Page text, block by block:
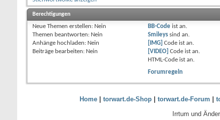
Berechtigungen
Neue Themen erstellen: Nein
Themen beantworten: Nein
Anhänge hochladen: Nein
Beiträge bearbeiten: Nein
BB-Codeist an.
Smileyssind an.
[IMG] Code ist an.
[VIDEO] Code ist an.
HTML-Code ist an.
Forumregeln
Home| torwart.de-Shop| torwart.de-Forum
Irrtum und